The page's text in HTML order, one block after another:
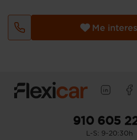
6,1 l/100km (mixto), 16,4
738 Km de autonomía
(peso máximo
medición: marca propia
Puerta conductor, trasera
conductor), pasajero y
pasajero) con bisagras
Me
910 605
L-S: 9-20:30h